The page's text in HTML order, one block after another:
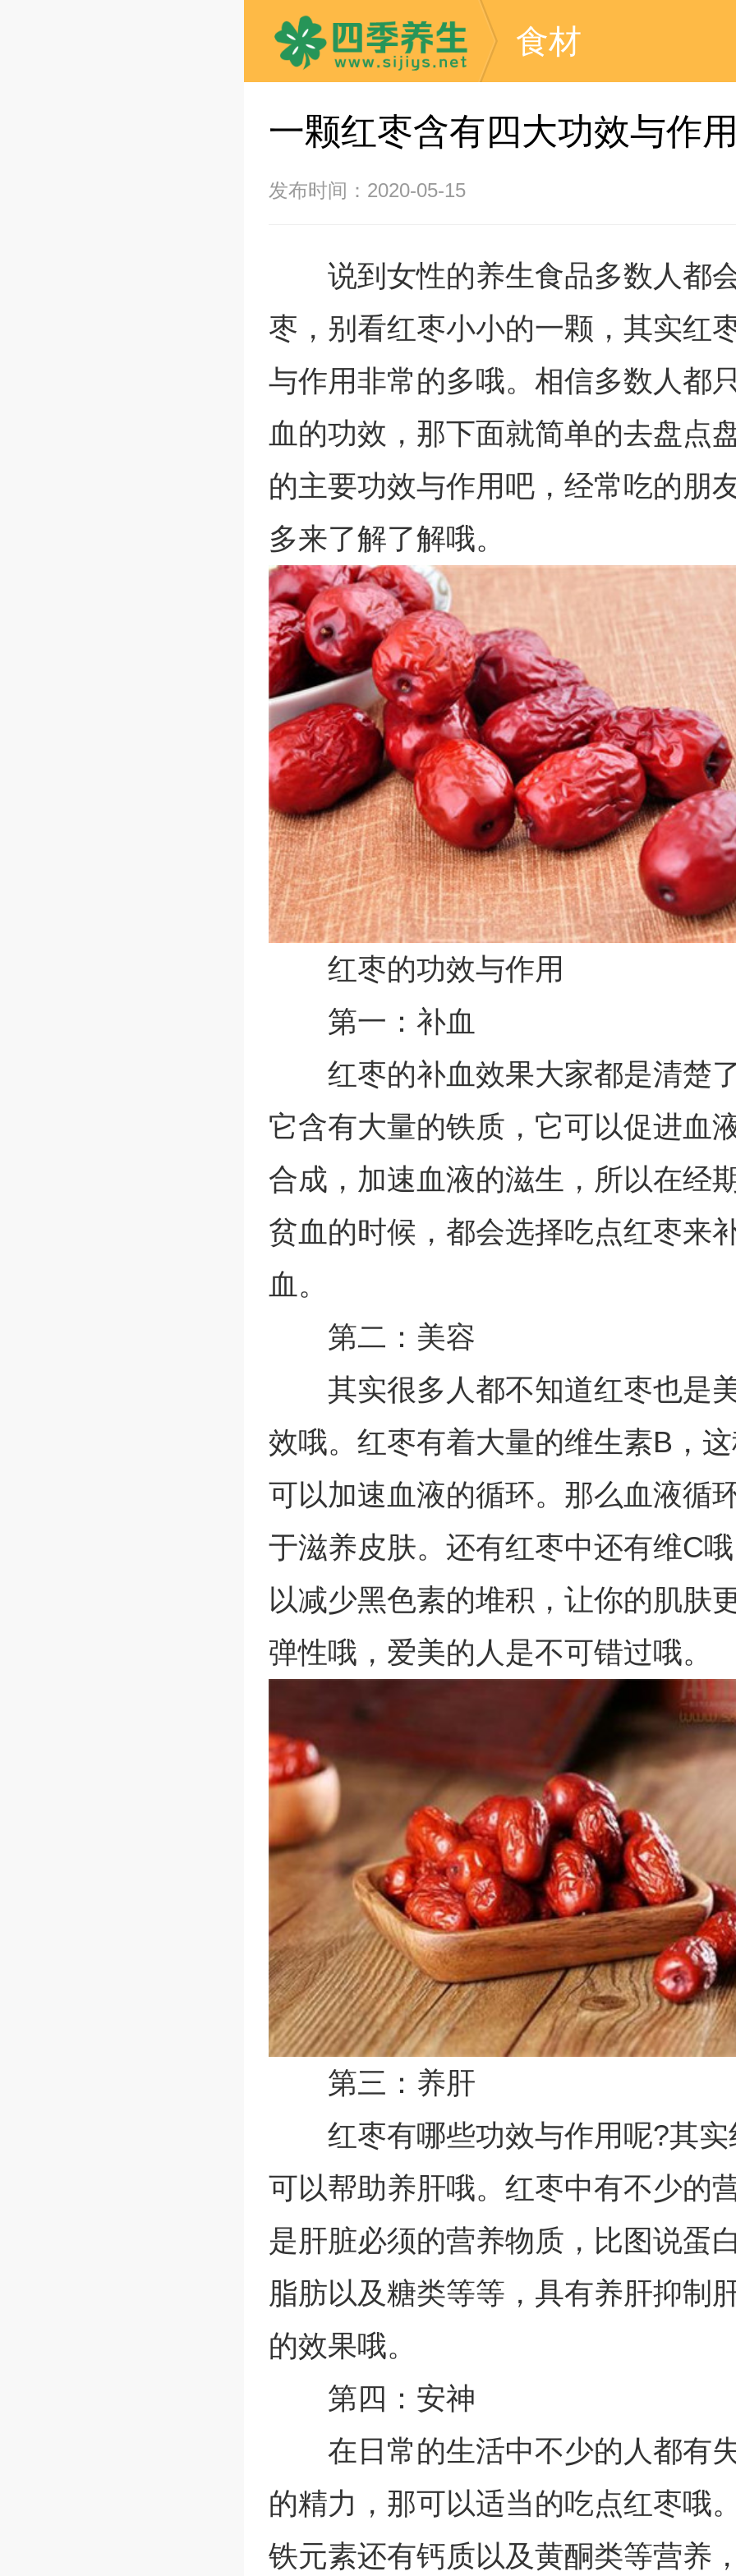
食材
一颗红枣含有四大功效与作
发布时间：2020-05-15
说到女性的养生食品多数人都
枣，别看红枣小小的一颗，其实红
与作用非常的多哦。相信多数人都
血的功效，那下面就简单的去盘点
的主要功效与作用吧，经常吃的朋
多来了解了解哦。
红枣的功效与作用
第一：补血
红枣的补血效果大家都是清楚
它含有大量的铁质，它可以促进血
合成，加速血液的滋生，所以在经
贫血的时候，都会选择吃点红枣来
血。
第二：美容
其实很多人都不知道红枣也是
效哦。红枣有着大量的维生素B，
可以加速血液的循环。那么血液循
于滋养皮肤。还有红枣中还有维C
以减少黑色素的堆积，让你的肌肤
弹性哦，爱美的人是不可错过哦。
第三：养肝
红枣有哪些功效与作用呢?其
可以帮助养肝哦。红枣中有不少的
是肝脏必须的营养物质，比图说蛋
脂肪以及糖类等等，具有养肝抑制
的效果哦。
第四：安神
在日常的生活中不少的人都有
的精力，那可以适当的吃点红枣哦
铁元素还有钙质以及黄酮类等营养